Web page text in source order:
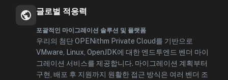
글로벌 적응력
포괄적인 마이그레이션 솔루션 및 플랫폼
우리의 첨단 OPENithm Private Cloud를 기반으로
VMware, Linux, OpenJDK에 대한 엔드투엔드 벤더 마이
그레이션 서비스를 제공합니다. 마이그레이션 계획부터
구현, 배포 후 지원까지 원활한 접근 방식은 여러 벤더 조